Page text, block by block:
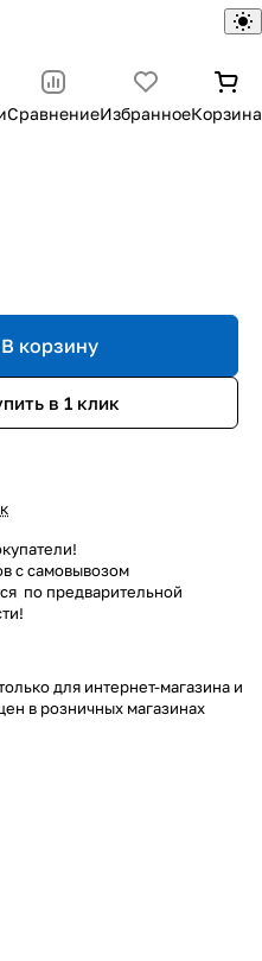
СравнениеИзбранноеКорзина
В корзину
в 1 клик
с самовывозом
по предварительной
для интернет-магазина и
в розничных магазинах